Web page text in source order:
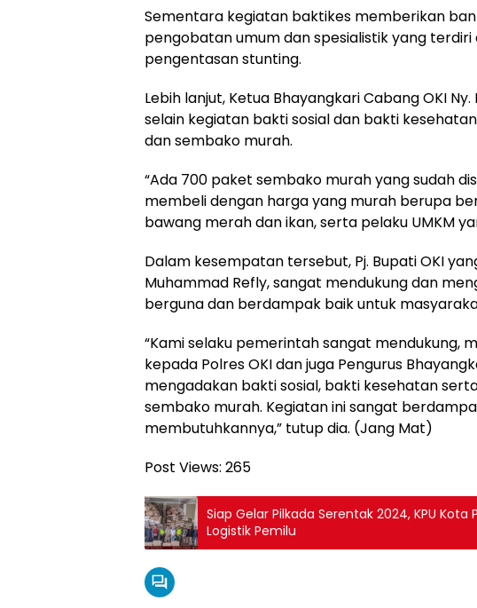
Sementara kegiatan baktikes memberikan
pengobatan umum dan spesialistik yang terdiri
pengentasan stunting.
Lebih lanjut, Ketua Bhayangkari Cabang OKI
selain kegiatan bakti sosial dan bakti
dan sembako murah.
“Ada 700 paket sembako murah yang sudah
membeli dengan harga yang murah berupa
bawang merah dan ikan, serta pelaku UMKM
Dalam kesempatan tersebut, Pj. Bupati OKI
Muhammad Refly, sangat mendukung dan
berguna dan berdampak baik untuk
“Kami selaku pemerintah sangat mendukung,
kepada Polres OKI dan juga Pengurus
mengadakan bakti sosial, bakti kesehatan
sembako murah. Kegiatan ini sangat
membutuhkannya,” tutup dia. (Jang Mat)
Post Views: 265
Siap Gelar Pilkada Serentak 2024, KPU
Logistik Pemilu